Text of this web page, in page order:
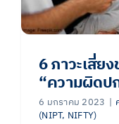
6 ภาวะเสี่ย
“ความผิดป
6 มกราคม 2023 |
(NIPT, NIFTY)